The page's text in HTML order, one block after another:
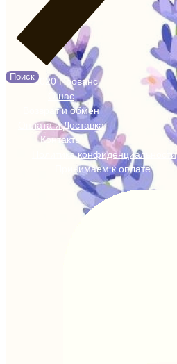
© 2020 Прованс
О нас
Возврат и обмен
Оплата и Доставка
Контакты
Политика конфиденциальности
Принимаем к оплате:
Поиск